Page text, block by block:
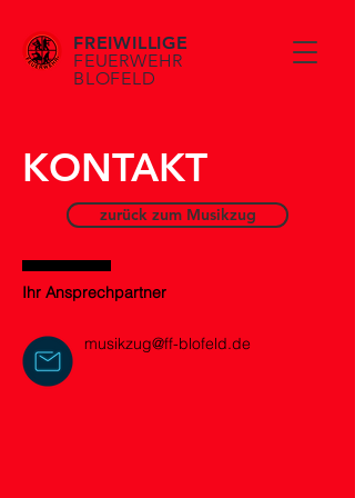
FREIWILLIGE
FEUERWEHR
BLOFELD
KONTAKT
zurück zum Musikzug
Ihr Ansprechpartner
musikzug@ff-blofeld.de